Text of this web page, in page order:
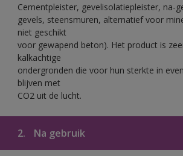
Cementpleister, gevelisolatiepleister, na-
gevels, steensmuren, alternatief voor
niet geschikt
voor gewapend beton). Het product is
kalkachtige
ondergronden die voor hun sterkte in
blijven met
CO2 uit de lucht.
2. Na gebruik